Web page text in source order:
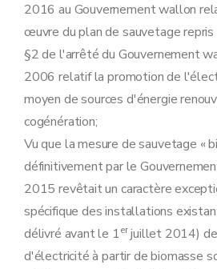
2016 au Gouvernement wallon
œuvre du plan de sauvetage
§2 de l'arrêté du Gouvernement
2006 relatif la promotion de
moyen de sources d'énergie
cogénération;
Vu que la mesure de sauvetage «
définitivement par le
2015 revêtait un caractère
spécifique des installations
délivré avant le 1erjuillet 2014)
d'électricité à partir de biomasse